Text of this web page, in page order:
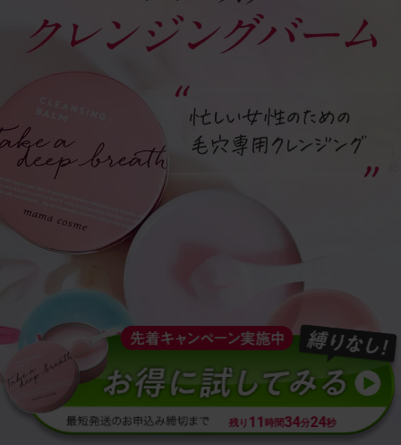
残り 11 時間34分21秒
残り 11 時間34分21秒